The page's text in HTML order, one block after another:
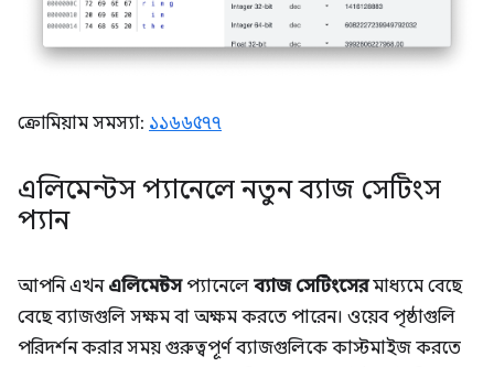
ক্রোমিয়াম সমস্যা: ১১৬৬৫৭৭
এলিমেন্টস প্যানেলে নতুন ব্যাজ সেটিংস
প্যান
আপনি এখন এলিমেন্টসপ্যানেলে ব্যাজ সেটিংসেরমাধ্যমে বেছে
বেছে ব্যাজগুলি সক্ষম বা অক্ষম করতে পারেন। ওয়েব পৃষ্ঠাগুলি
পরিদর্শন করার সময় গুরুত্বপূর্ণ ব্যাজগুলিকে কাস্টমাইজ করতে